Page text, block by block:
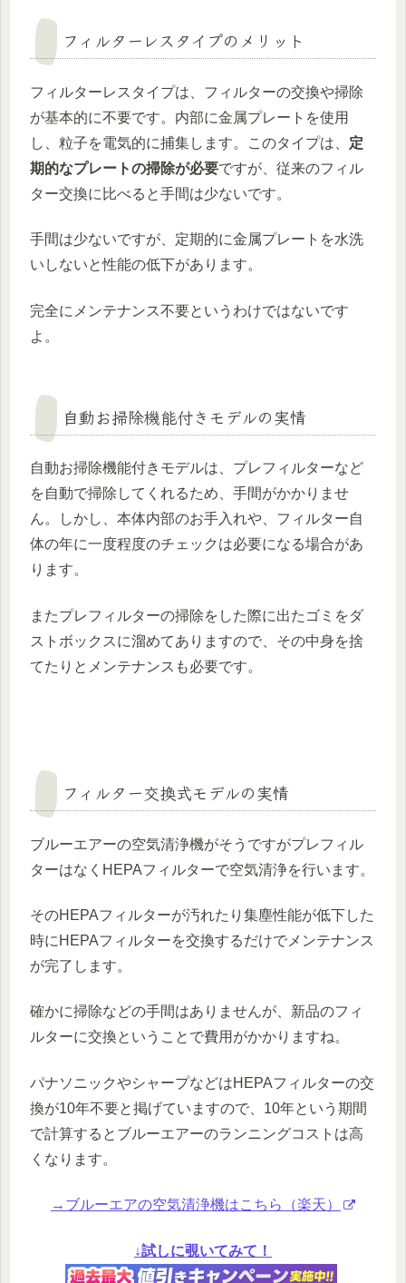
フィルターレスタイプのメリット
フィルターレスタイプは、フィルターの交換や掃除
が基本的に不要です。内部に金属プレートを使用
し、粒子を電気的に捕集します。このタイプは、 定
期的なプレートの掃除が必要ですが、従来のフィル
ター交換に比べると手間は少ないです。
手間は少ないですが、定期的に金属プレートを水洗
いしないと性能の低下があります。
完全にメンテナンス不要というわけではないです
よ。
自動お掃除機能付きモデルの実情
自動お掃除機能付きモデルは、プレフィルターなど
を自動で掃除してくれるため、手間がかかりませ
ん。しかし、本体内部のお手入れや、フィルター自
体の年に一度程度のチェックは必要になる場合があ
ります。
またプレフィルターの掃除をした際に出たゴミをダ
ストボックスに溜めてありますので、その中身を捨
てたりとメンテナンスも必要です。
フィルター交換式モデルの実情
ブルーエアーの空気清浄機がそうですがプレフィル
ターはなくHEPAフィルターで空気清浄を行います。
そのHEPAフィルターが汚れたり集塵性能が低下した
時にHEPAフィルターを交換するだけでメンテナンス
が完了します。
確かに掃除などの手間はありませんが、新品のフィ
ルターに交換ということで費用がかかりますね。
パナソニックやシャープなどはHEPAフィルターの交
換が10年不要と掲げていますので、10年という期間
で計算するとブルーエアーのランニングコストは高
くなります。
→ブルーエアの空気清浄機はこちら（楽天）
↓試しに覗いてみて！